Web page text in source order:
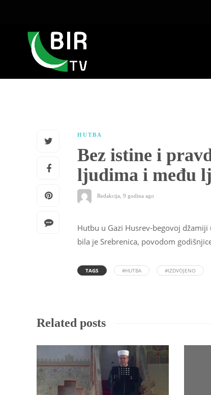
HUTBA
Bez istine i
ljudima i među
Redakcija 9 godina ago
Hutbu u Gazi Husrev-begovoj
bila je Srebrenica, povodom
TAGS #HUTBA #IZDVOJENO
Related posts